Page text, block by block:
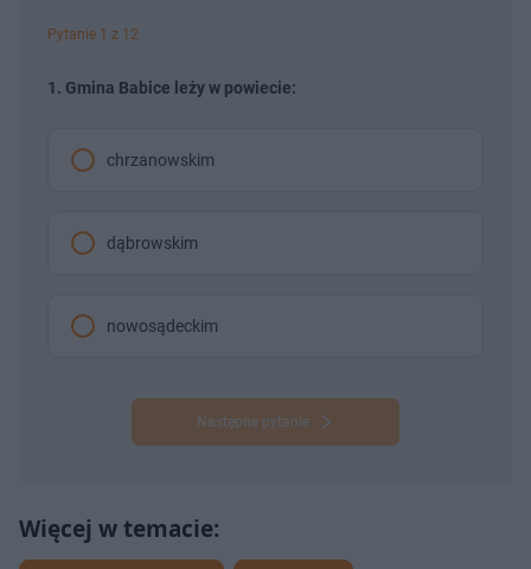
Pytanie 1 z 12
1. Gmina Babice leży w powiecie:
chrzanowskim
dąbrowskim
nowosądeckim
Następne pytanie